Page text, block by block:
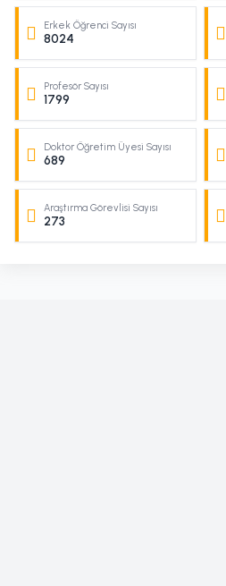
Erkek Öğrenci Sayısı
8024
Profesör Sayısı
1799
Doktor Öğretim Üyesi Sayısı
689
Araştırma Görevlisi Sayısı
273